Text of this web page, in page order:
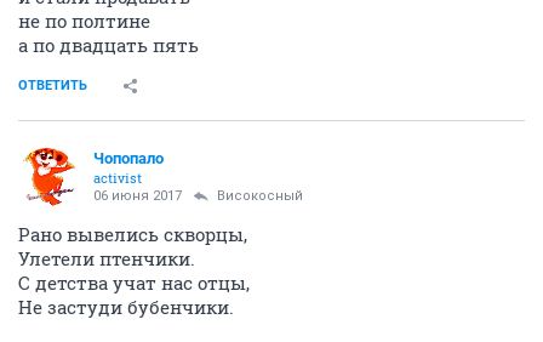
не по полтине
а по двадцать пять
ОТВЕТИТЬ
Чопопало
activist
06 июня 2017 Високосный
Рано вывелись скворцы,
Улетели птенчики.
С детства учат нас отцы,
Не застуди бубенчики.